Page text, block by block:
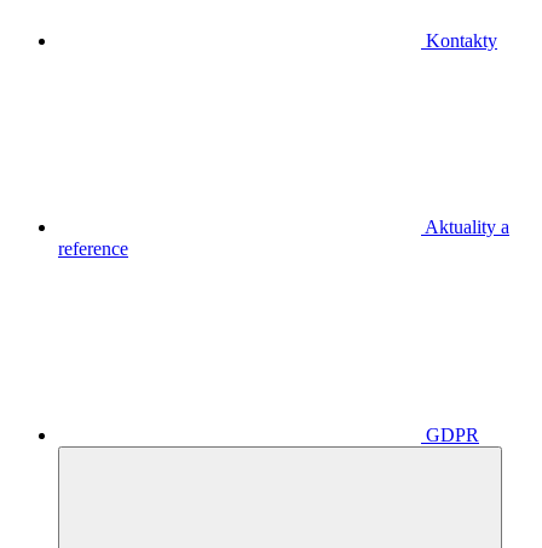
Kontakty
Aktuality a
reference
GDPR